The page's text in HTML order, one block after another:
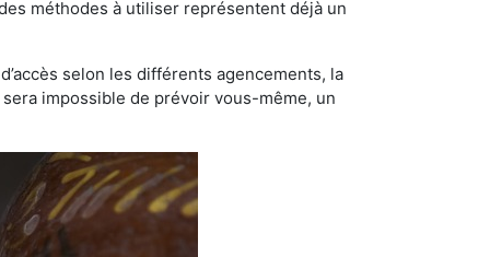
méthodes à utiliser représentent déjà un
selon les différents agencements, la
impossible de prévoir vous-même, un